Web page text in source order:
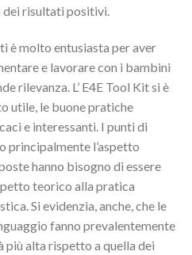
dei risultati positivi.
è molto entusiasta per aver
e lavorare con i bambini
rilevanza. L’ E4E Tool Kit si è
utile, le buone pratiche
e interessanti. I punti di
principalmente l’aspetto
hanno bisogno di essere
teorico alla pratica
Si evidenzia, anche, che le
fanno prevalentemente
più alta rispetto a quella dei